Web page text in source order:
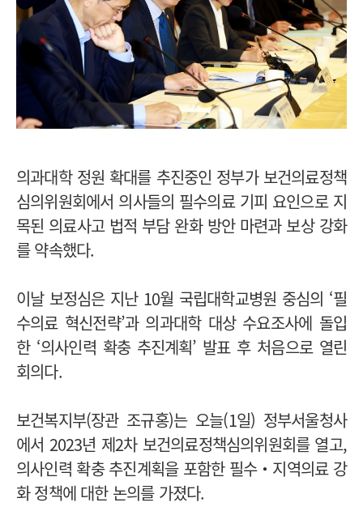
의과대학 정원 확대를 추진중인 정부가 보건의료정책
심의위원회에서 의사들의 필수의료 기피 요인으로 지
목된 의료사고 법적 부담 완화 방안 마련과 보상 강화
를 약속했다.
이날 보정심은 지난 10월 국립대학교병원 중심의 ‘필
수의료 혁신전략’과 의과대학 대상 수요조사에 돌입
한 ‘의사인력 확충 추진계획’ 발표 후 처음으로 열린
회의다.
보건복지부(장관 조규홍)는 오늘(1일) 정부서울청사
에서 2023년 제2차 보건의료정책심의위원회를 열고,
의사인력 확충 추진계획을 포함한 필수‧지역의료 강
화 정책에 대한 논의를 가졌다.